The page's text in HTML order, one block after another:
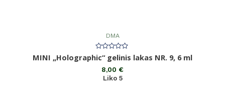
DMA
Įvertinimas:
0
MINI „Holographic“ gelinis lakas NR. 9, 6 ml
8,00 €
Liko 5